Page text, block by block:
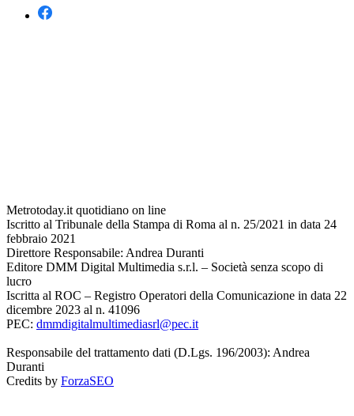
Metrotoday.it quotidiano on line
Iscritto al Tribunale della Stampa di Roma al n. 25/2021 in data 24
febbraio 2021
Direttore Responsabile: Andrea Duranti
Editore DMM Digital Multimedia s.r.l. – Società senza scopo di
lucro
Iscritta al ROC – Registro Operatori della Comunicazione in data 22
dicembre 2023 al n. 41096
PEC: dmmdigitalmultimediasrl@pec.it
Responsabile del trattamento dati (D.Lgs. 196/2003): Andrea
Duranti
Credits by ForzaSEO